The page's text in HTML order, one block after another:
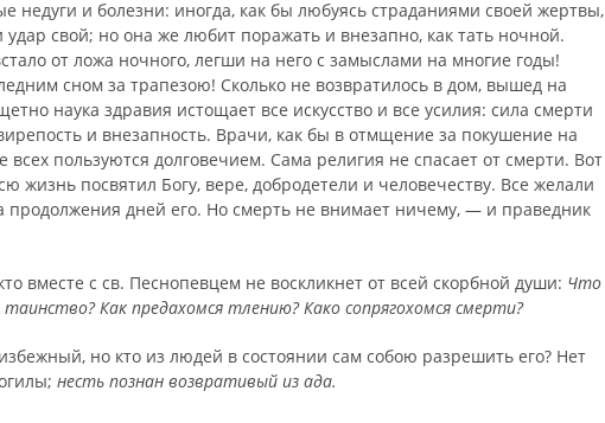
недуги и болезни: иногда, как бы любуясь страданиями своей жертвы,
удар свой; но она же любит поражать и внезапно, как тать ночной.
от ложа ночного, легши на него с за­мыслами на многие годы!
сном за трапезою! Сколько не возвратилось в дом, вышед на
наука здравия истощает все искусство и все уси­лия: сила смерти
и внезапность. Врачи, как бы в отмщение за покушение на
всех пользуются долговечием. Сама религия не спаса­ет от смерти. Вот
жизнь посвятил Бо­гу, вере, добродетели и человечеству. Все желали
продолжения дней его. Но смерть не внимает ничему, — и праведник
вместе с св. Песнопевцем не вос­кликнет от всей скорбной души: Что
Как предахомся тлению? Како сопрягохомся смерти?
но кто из людей в состоянии сам собою разрешить его? Нет
несть познан возвративый из ада.